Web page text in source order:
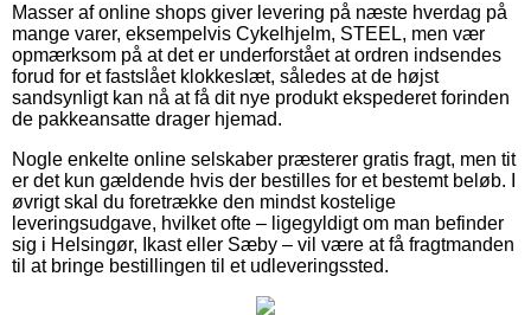
Masser af online shops giver levering på næste hverdag på
mange varer, eksempelvis Cykelhjelm, STEEL, men vær
opmærksom på at det er underforstået at ordren indsendes
forud for et fastslået klokkeslæt, således at de højst
sandsynligt kan nå at få dit nye produkt ekspederet forinden
de pakkeansatte drager hjemad.
Nogle enkelte online selskaber præsterer gratis fragt, men tit
er det kun gældende hvis der bestilles for et bestemt beløb. I
øvrigt skal du foretrække den mindst kostelige
leveringsudgave, hvilket ofte – ligegyldigt om man befinder
sig i Helsingør, Ikast eller Sæby – vil være at få fragtmanden
til at bringe bestillingen til et udleveringssted.